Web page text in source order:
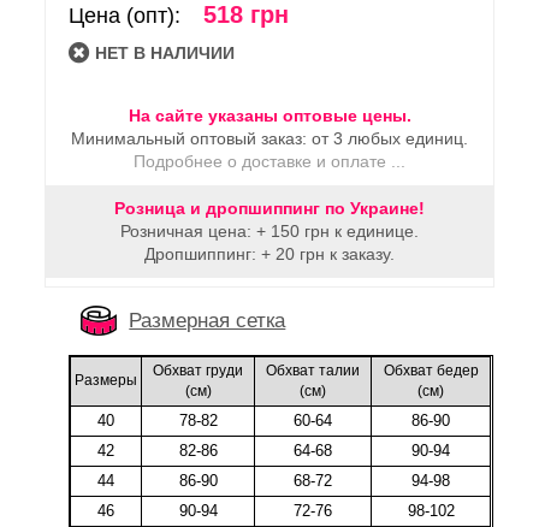
Цена (опт): 518 грн
HЕТ В НАЛИЧИИ
На сайте указаны оптовые цены.
Минимальный оптовый заказ: от 3 любых единиц.
Подробнее о доставке и оплате ...
Розница и дропшиппинг по Украине!
Розничная цена: + 150 грн к единице.
Дропшиппинг: + 20 грн к заказу.
Размерная сетка
Размеры
Обхват груди
(cм)
Обхват талии
(cм)
Обхват бедер
(cм)
40 78-82 60-64
86-90
42
82-86 64-68
90-94
44
86-90 68-72
94-98
46
90-94 72-76
98-102